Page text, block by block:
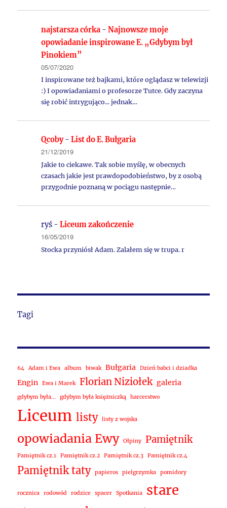
najstarsza córka -Najnowsze moje
opowiadanie inspirowane E. „Gdybym był
Pinokiem”
05/07/2020
I inspirowane też bajkami, które oglądasz w telewizji
:) I opowiadaniami o profesorze Tutce. Gdy zaczyna
się robić intrygująco... jednak…
Qcoby-List do E. Bułgaria
21/12/2019
Jakie to ciekawe. Tak sobie myślę, w obecnych
czasach jakie jest prawdopodobieństwo, by z osobą
przygodnie poznaną w pociągu następnie…
ryś -Liceum zakończenie
16/05/2019
Stocka przyniósł Adam. Zalałem się w trupa. r
Tagi
64 Adam i Ewa album biwak Bułgaria Dzień babci i dziadka
Engin Ewa i Marek Florian Niziołek galeria
gdybym była... gdybym była księżniczką harcerstwo
Liceum listy listy z wojska
opowiadania Ewy Ołpiny Pamiętnik
Pamiętnik cz.1 Pamiętnik cz.2 Pamiętnik cz.3 Pamiętnik cz.4
Pamiętnik taty papieros pielgrzymka pomidory
rocznica rodowód rodzice spacer Spotkania stare